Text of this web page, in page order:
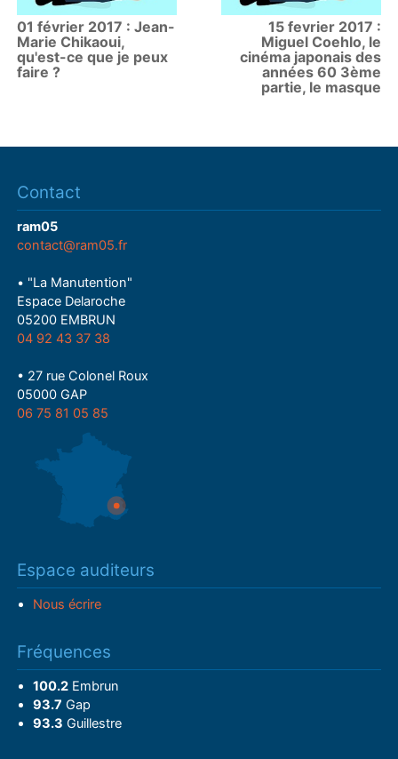
01 février 2017 : Jean-
Marie Chikaoui,
qu'est-ce que je peux
faire ?
15 fevrier 2017 :
Miguel Coehlo, le
cinéma japonais des
années 60 3ème
partie, le masque
Contact
ram05
contact@ram05.fr
• "La Manutention"
Espace Delaroche
05200 EMBRUN
04 92 43 37 38
• 27 rue Colonel Roux
05000 GAP
06 75 81 05 85
Espace auditeurs
Nous écrire
Fréquences
100.2Embrun
93.7 Gap
93.3 Guillestre